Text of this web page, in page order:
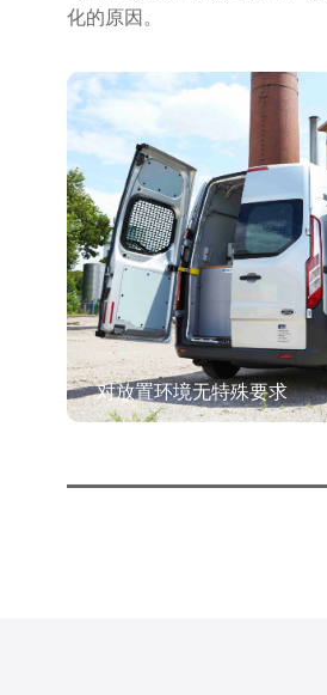
化的原因。
对放置环境无特殊要求